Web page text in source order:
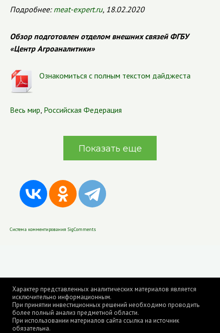
Подробнее: meat-expert.ru, 18.02.2020
Обзор подготовлен отделом внешних связей ФГБУ
«Центр Агроаналитики»
Ознакомиться с полным текстом дайджеста
Весь мир Российская Федерация
Показать еще
Система комментирования SigComments
Характер представленных аналитических материалов является
исключительно информационным.
При принятии инвестиционных решений необходимо проводить
более полный анализ предметной области.
При использовании материалов сайта ссылка на источник
обязательна.